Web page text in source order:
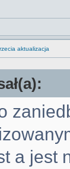
aktualizacja
a jest